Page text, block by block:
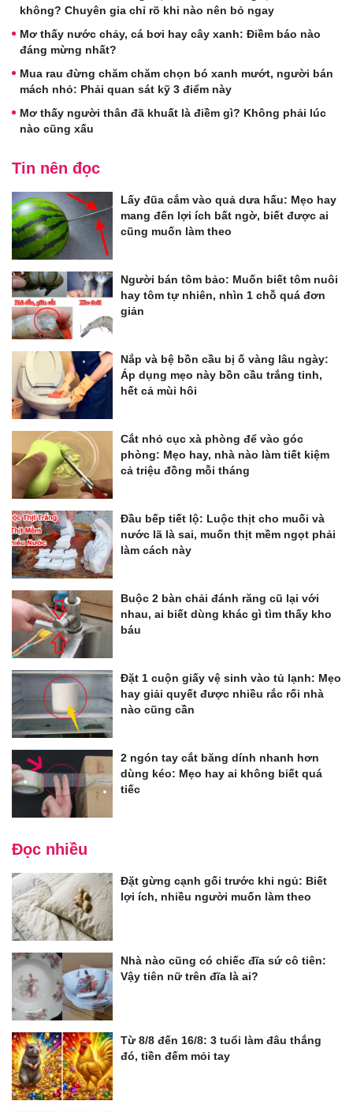
không? Chuyên gia chỉ rõ khi nào nên bỏ ngay
Mơ thấy nước chảy, cá bơi hay cây xanh: Điềm báo nào
đáng mừng nhất?
Mua rau đừng chăm chăm chọn bó xanh mướt, người bán
mách nhỏ: Phải quan sát kỹ 3 điểm này
Mơ thấy người thân đã khuất là điềm gì? Không phải lúc
nào cũng xấu
Tin nên đọc
Lấy đũa cắm vào quả dưa hấu: Mẹo hay
mang đến lợi ích bất ngờ, biết được ai
cũng muốn làm theo
Người bán tôm bảo: Muốn biết tôm nuôi
hay tôm tự nhiên, nhìn 1 chỗ quá đơn
giản
Nắp và bệ bồn cầu bị ố vàng lâu ngày:
Áp dụng mẹo này bồn cầu trắng tinh,
hết cả mùi hôi
Cắt nhỏ cục xà phòng để vào góc
phòng: Mẹo hay, nhà nào làm tiết kiệm
cả triệu đồng mỗi tháng
Đầu bếp tiết lộ: Luộc thịt cho muối và
nước lã là sai, muốn thịt mềm ngọt phải
làm cách này
Buộc 2 bàn chải đánh răng cũ lại với
nhau, ai biết dùng khác gì tìm thấy kho
báu
Đặt 1 cuộn giấy vệ sinh vào tủ lạnh: Mẹo
hay giải quyết được nhiều rắc rối nhà
nào cũng cần
2 ngón tay cắt băng dính nhanh hơn
dùng kéo: Mẹo hay ai không biết quá
tiếc
Đọc nhiều
Đặt gừng cạnh gối trước khi ngủ: Biết
lợi ích, nhiều người muốn làm theo
Nhà nào cũng có chiếc đĩa sứ cô tiên:
Vậy tiên nữ trên đĩa là ai?
Từ 8/8 đến 16/8: 3 tuổi làm đâu thắng
đó, tiền đếm mỏi tay